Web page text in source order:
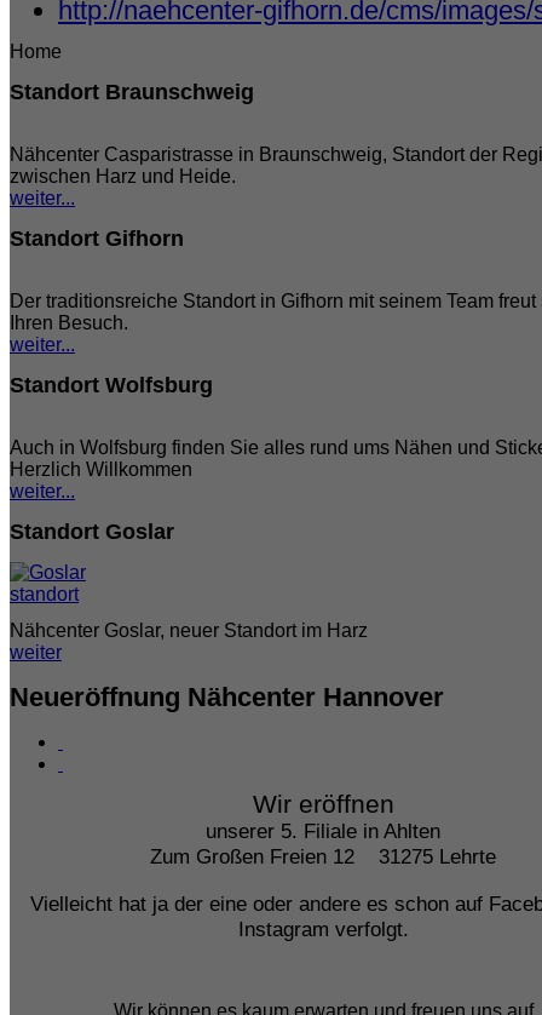
http://naehcenter-gifhorn.de/cms/
Home
Standort Braunschweig
Nähcenter Casparistrasse in Braunschweig, Standort der
zwischen Harz und Heide.
weiter...
Standort Gifhorn
Der traditionsreiche Standort in Gifhorn mit seinem Team freut
Ihren Besuch.
weiter...
Standort Wolfsburg
Auch in Wolfsburg finden Sie alles rund ums Nähen und
Herzlich Willkommen
weiter...
Standort Goslar
Nähcenter Goslar, neuer Standort im Harz
weiter
Neueröffnung Nähcenter Hannover
Wir eröffnen
unserer 5. Filiale in Ahlten
Zum Großen Freien 12 31275 Lehrte
Vielleicht hat ja der eine oder andere es schon auf
Instagram verfolgt.